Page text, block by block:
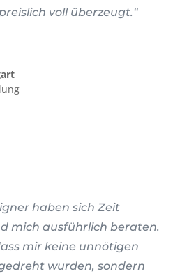
voll überzeugt.“
haben sich Zeit
mich ausführlich beraten.
mir keine unnötigen
wurden, sondern